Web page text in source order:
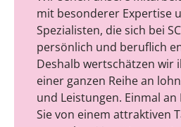
mit besonderer Expertise
Spezialisten, die sich bei
persönlich und beruflich
Deshalb wertschätzen wir
einer ganzen Reihe an
und Leistungen. Einmal
Sie von einem attraktiven